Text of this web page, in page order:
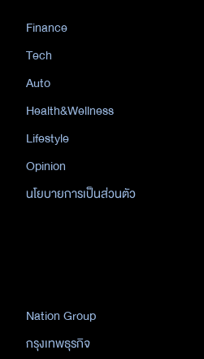
Finance
Tech
Auto
Health&Wellness
Lifestyle
Opinion
นโยบายการเป็นส่วนตัว
Nation Group
กรุงเทพธุรกิจ